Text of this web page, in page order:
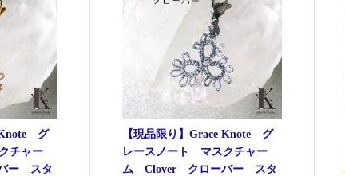
Knote グ
チャー
ー スタ
【現品限り】Grace Knote グ
レースノート マスクチャー
ム Clover クローバー スタ